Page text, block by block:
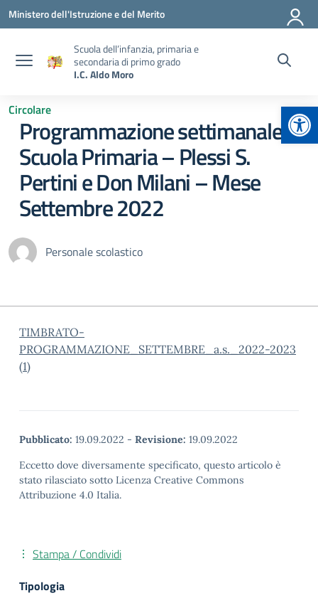
Vai ai contenuti
Vai al menu di navigazione
Vai al footer
Ministero dell'Istruzione e del Merito
Scuola dell’infanzia, primaria e
secondaria di primo grado
I.C. Aldo Moro
Circolare
Programmazione settimanale
Scuola Primaria – Plessi S.
Pertini e Don Milani – Mese
Settembre 2022
Personale scolastico
TIMBRATO-
PROGRAMMAZIONE_SETTEMBRE_a.s._2022-2023
(1)
Pubblicato: 19.09.2022 - Revisione: 19.09.2022
Eccetto dove diversamente specificato, questo articolo è
stato rilasciato sotto Licenza Creative Commons
Attribuzione 4.0 Italia.
Stampa / Condividi
Tipologia